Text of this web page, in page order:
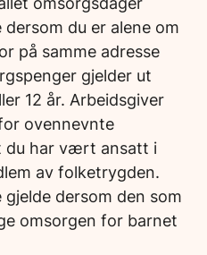
du er alene om
på samme adresse
gjelder ut
12 år. Arbeidsgiver
ovennevnte
du har vært ansatt i
av folketrygden.
gjelde dersom den som
omsorgen for barnet